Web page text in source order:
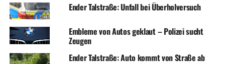
Ender Talstraße: Unfall bei Überholversuch
Embleme von Autos geklaut – Polizei sucht
Zeugen
Ender Talstraße: Auto kommt von Straße ab